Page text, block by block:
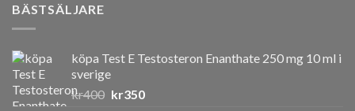
BÄSTSÄLJARE
köpa Test E Testosteron Enanthate 250 mg 10 ml i
sverige
kr400 Det
kr350Det